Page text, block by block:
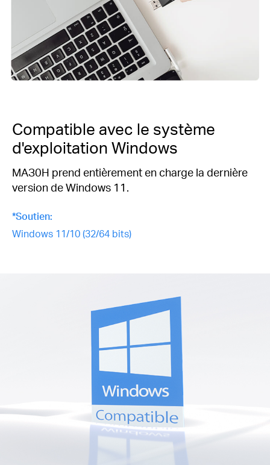
Compatible avec le système
d'exploitation Windows
MAЗ0H prend entièrement en charge la dernière
version de Windows 11.
*Soutien:
Windows 11/10 (32/64 bits)